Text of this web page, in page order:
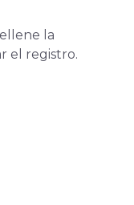
la
el registro.